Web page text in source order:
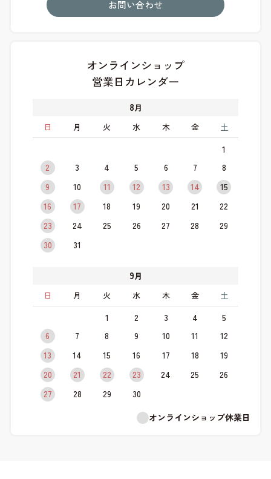
お問い合わせ
オンラインショップ
営業日カレンダー
8月
日
月 火 水 木 金 土
1
2
3 4 5 6 7
8
9
10 11 12 13 14
15
16
17 18 19 20 21
22
23
24 25 26 27 28
29
30
31
9月
日
月 火 水 木 金 土
1 2 3 4
5
6
7 8 9 10 11
12
13
14 15 16 17 18
19
20
21 22 23 24 25
26
27
28 29
30
オンラインショップ休業日